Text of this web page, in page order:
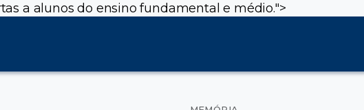
a alunos do ensino fundamental e médio.">
Categorias